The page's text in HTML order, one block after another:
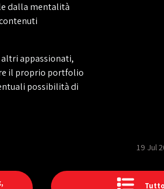
dalla mentalità
appassionati,
il proprio portfolio
possibilità di
19 Jul